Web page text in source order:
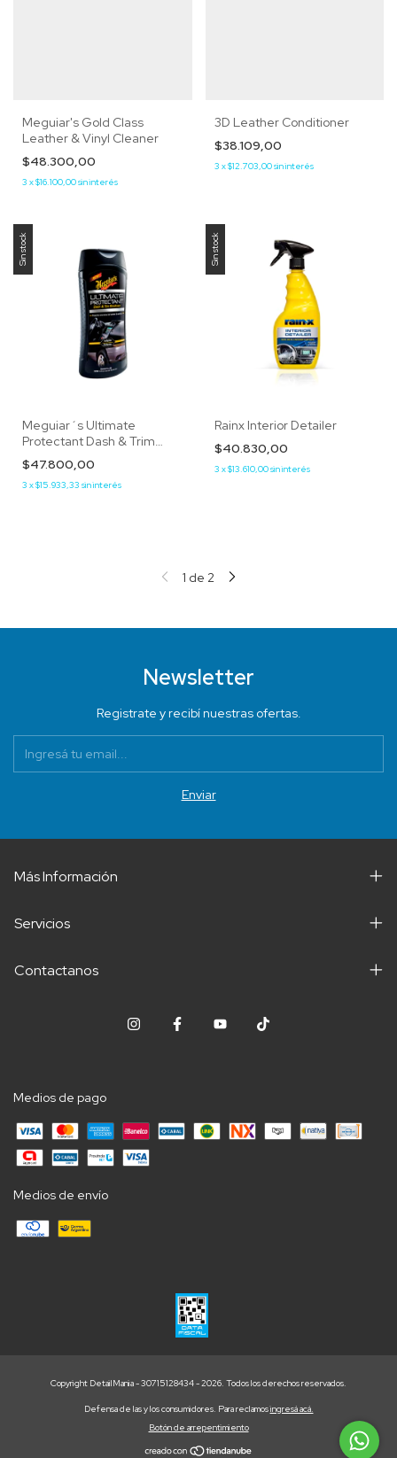
Meguiar's Gold Class
Leather & Vinyl Cleaner
$48.300,00
3 x$16.100,00sin interés
3D Leather Conditioner
$38.109,00
3 x$12.703,00sin interés
Sin stock
Meguiar´s Ultimate
Protectant Dash & Trim
Restorer
$47.800,00
3 x$15.933,33 sin interés
Sin stock
Rainx Interior Detailer
$40.830,00
3 x$13.610,00sin interés
1 de 2
Newsletter
Registrate y recibí nuestras ofertas.
Más Información
Servicios
Contactanos
Medios de pago
Medios de envío
Copyright DetailMania - 30715128434 - 2026. Todos los derechos reservados.
Defensa de las y los consumidores. Para reclamosingresá acá.
Botón de arrepentimiento